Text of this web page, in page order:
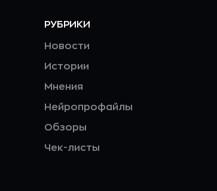
РУБРИКИ
Новости
Истории
Мнения
Нейропрофайлы
Обзоры
Чек-листы